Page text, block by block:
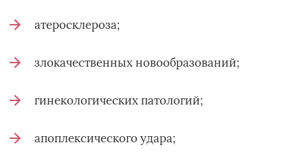
атеросклероза;
злокачественных новообразований;
гинекологических патологий;
апоплексического удара;